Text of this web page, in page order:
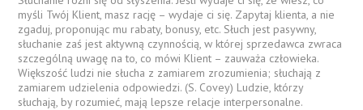
myśli Twój Klient, masz rację – wydaje ci się. Zapytaj klienta, a nie
zgaduj, proponując mu rabaty, bonusy, etc. Słuch jest pasywny,
słuchanie zaś jest aktywną czynnością, w której sprzedawca zwraca
szczególną uwagę na to, co mówi Klient – zauważa człowieka.
Większość ludzi nie słucha z zamiarem zrozumienia; słuchają z
zamiarem udzielenia odpowiedzi. (S. Covey) Ludzie, którzy
słuchają, by rozumieć, mają lepsze relacje interpersonalne.